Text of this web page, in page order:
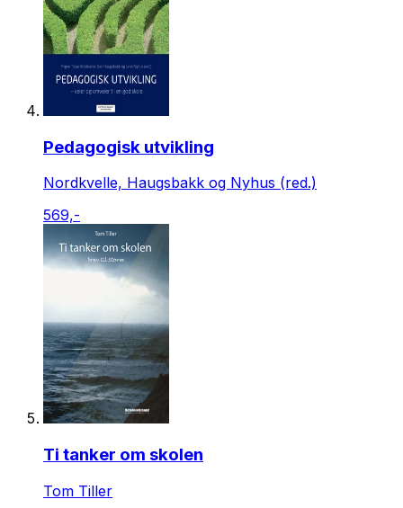
Pedagogisk utvikling
Nordkvelle, Haugsbakk og Nyhus (red.)
569,-
Ti tanker om skolen
Tom Tiller